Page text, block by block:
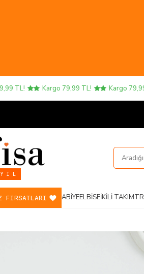
TL! Kargo 79,99 TL! Kargo 79,99
I L
FIRSATLARI ABIYEELBISEİKILI TAKIM